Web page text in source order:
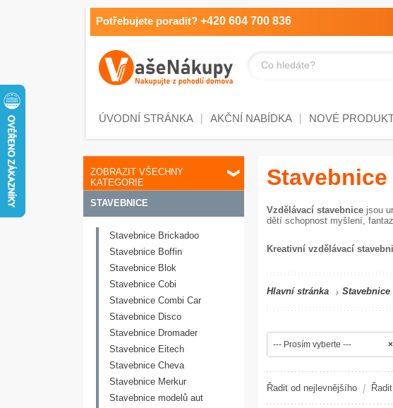
Potřebujete poradit? +420 604 700 836
Co hledáte?
ÚVODNÍ STRÁNKA AKČNÍ NABÍDKA NOVÉ
ZOBRAZIT VŠECHNY
KATEGORIE
STAVEBNICE
Stavebnice Brickadoo
Stavebnice Boffin
Stavebnice Blok
Stavebnice Cobi
Stavebnice Combi Car
Stavebnice Disco
Stavebnice Dromader
Stavebnice Eitech
Stavebnice Cheva
Stavebnice Merkur
Stavebnice modelů aut
Vzdělávací stavebnice jsou
dětí schopnost myšlení,
Kreativní vzdělávací
Hlavní stránka Stavebnice
×
--- Prosím vyberte ---
Řadit od nejlevnějšího